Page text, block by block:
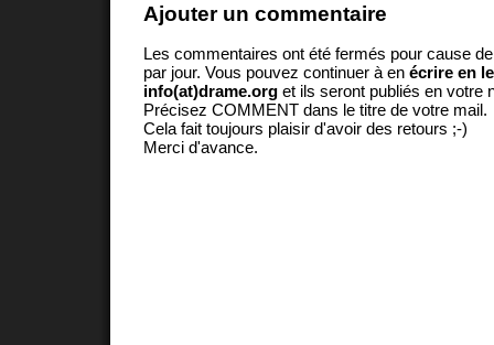
Ajouter un commentaire
Les commentaires ont été fermés pour cause
par jour. Vous pouvez continuer à en écrire en
info(at)drame.org et ils seront publiés en votre
Précisez COMMENT dans le titre de votre mail.
Cela fait toujours plaisir d'avoir des retours ;-)
Merci d'avance.